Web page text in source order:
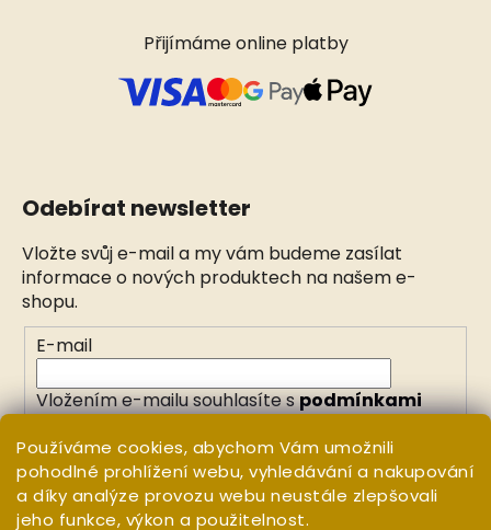
Používáme cookies, abychom Vám umožnili
pohodlné prohlížení webu, vyhledávání a nakupování
a díky analýze provozu webu neustále zlepšovali
jeho funkce, výkon a použitelnost.
Přijímáme online platby
Odebírat newsletter
Vložte svůj e-mail a my vám budeme zasílat
informace o nových produktech na našem e-
shopu.
E-mail
Vložením e-mailu souhlasíte spodmínkami
PŘIHLÁSIT SE